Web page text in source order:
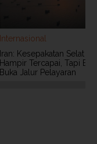
Internasional
Iran: Kesepakatan Selat
Hampir Tercapai, Tapi
Buka Jalur Pelayaran